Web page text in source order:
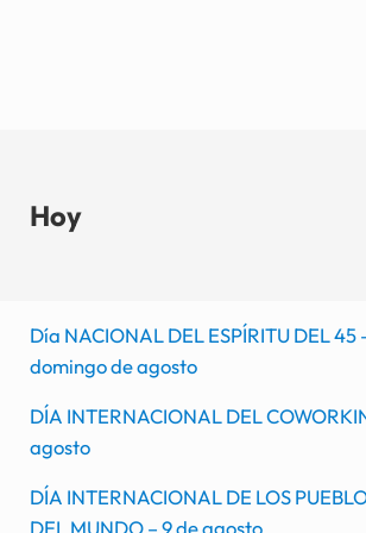
Hoy
Día NACIONAL DEL ESPÍRITU DEL 45
domingo de agosto
DÍA INTERNACIONAL DEL
agosto
DÍA INTERNACIONAL DE LOS